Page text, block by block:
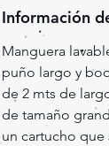
Información
Manguera
puño largo y
de 2 mts de
de tamaño
un cartucho que